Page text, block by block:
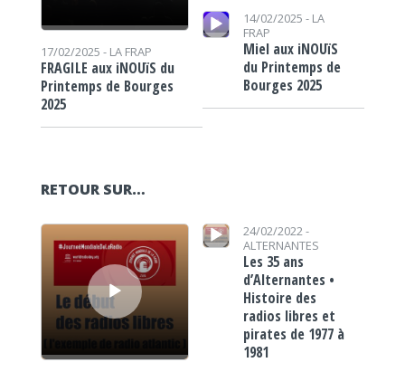
17/02/2025 - LA FRAP
FRAGILE aux iNOUïS du
Printemps de Bourges
2025
Lecteur audio
14/02/2025 - LA
FRAP
Miel aux iNOUïS
du Printemps de
Bourges 2025
RETOUR SUR…
Lecteur audio
Lecteur audio
24/02/2022 -
ALTERNANTES
Les 35 ans
d’Alternantes •
Histoire des
radios libres et
pirates de 1977 à
1981